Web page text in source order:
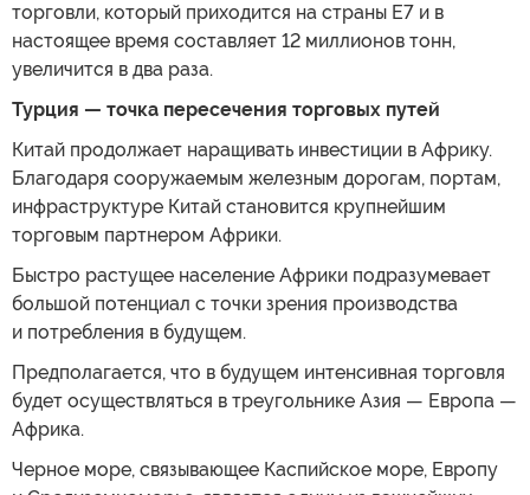
торговли, который приходится на страны Е7 и в
настоящее время составляет 12 миллионов тонн,
увеличится в два раза.
Турция — точка пересечения торговых путей
Китай продолжает наращивать инвестиции в Африку.
Благодаря сооружаемым железным дорогам, портам,
инфраструктуре Китай становится крупнейшим
торговым партнером Африки.
Быстро растущее население Африки подразумевает
большой потенциал с точки зрения производства
и потребления в будущем.
Предполагается, что в будущем интенсивная торговля
будет осуществляться в треугольнике Азия — Европа —
Африка.
Черное море, связывающее Каспийское море, Европу